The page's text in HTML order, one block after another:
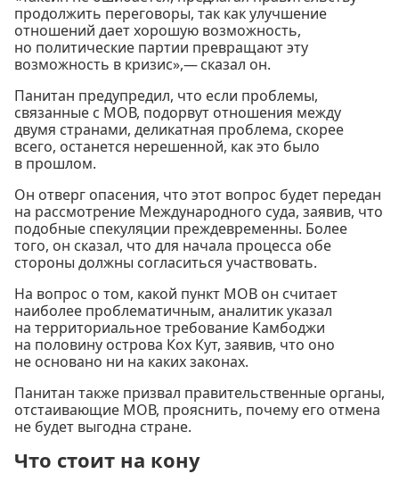
продолжить переговоры, так как улучшение
отношений дает хорошую возможность,
но политические партии превращают эту
возможность в кризис»,— сказал он.
Панитан предупредил, что если проблемы,
связанные с МОВ, подорвут отношения между
двумя странами, деликатная проблема, скорее
всего, останется нерешенной, как это было
в прошлом.
Он отверг опасения, что этот вопрос будет передан
на рассмотрение Международного суда, заявив, что
подобные спекуляции преждевременны. Более
того, он сказал, что для начала процесса обе
стороны должны согласиться участвовать.
На вопрос о том, какой пункт МОВ он считает
наиболее проблематичным, аналитик указал
на территориальное требование Камбоджи
на половину острова Кох Кут, заявив, что оно
не основано ни на каких законах.
Панитан также призвал правительственные органы,
отстаивающие МОВ, прояснить, почему его отмена
не будет выгодна стране.
Что стоит на кону